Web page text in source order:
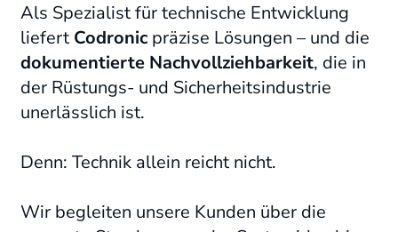
Als Spezialist für technische Entwicklung
liefert Codronic präzise Lösungen – und die
dokumentierte Nachvollziehbarkeit, die in
der Rüstungs- und Sicherheitsindustrie
unerlässlich ist.
Denn: Technik allein reicht nicht.
Wir begleiten unsere Kunden über die